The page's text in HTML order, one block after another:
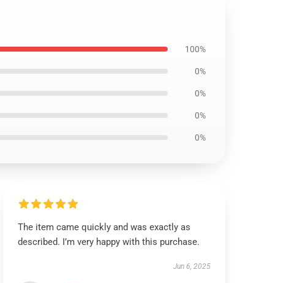
100%
0%
0%
0%
0%
The item came quickly and was exactly as
described. I’m very happy with this purchase.
Jun 6, 2025